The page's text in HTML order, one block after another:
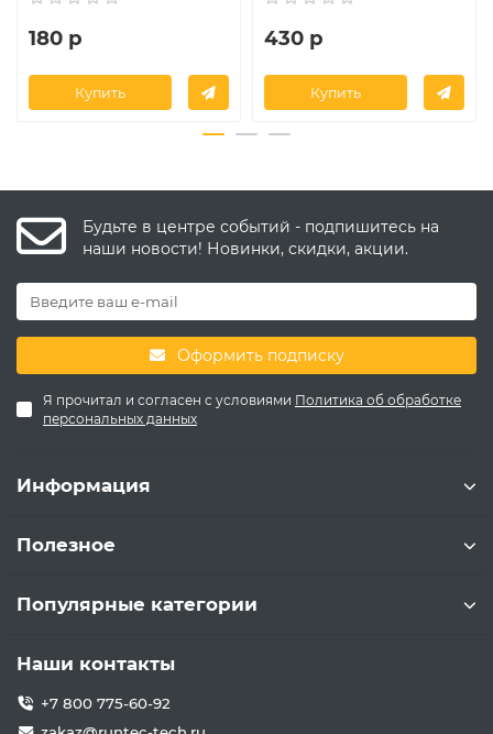
180 р
Купить
430 р
Купить
Будьте в центре событий - подпишитесь на
наши новости! Новинки, скидки, акции.
Оформить подписку
Я прочитал и согласен с условиями Политика об обработке
персональных данных
Информация
Полезное
Популярные категории
Наши контакты
+7 800 775-60-92